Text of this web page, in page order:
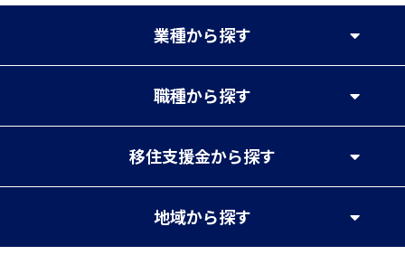
業種から探す
職種から探す
移住支援金から探す
地域から探す